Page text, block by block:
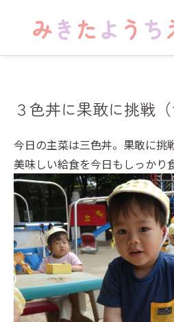
３色丼に果敢に挑戦（
今日の主菜は三色丼。果敢に挑
美味しい給食を今日もしっかり